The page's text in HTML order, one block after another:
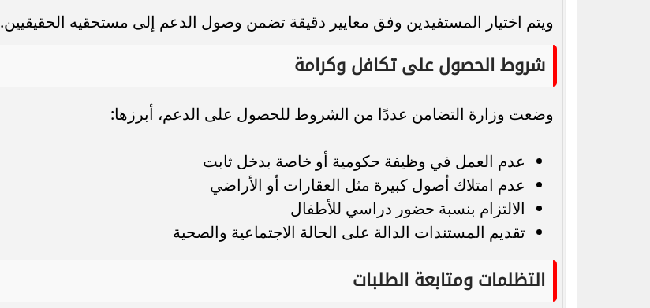
ويتم اختيار المستفيدين وفق معايير دقيقة تضمن وصول الدعم إلى مستحقيه الحقيقيين.
شروط الحصول على تكافل وكرامة
وضعت وزارة التضامن عددًا من الشروط للحصول على الدعم، أبرزها:
عدم العمل في وظيفة حكومية أو خاصة بدخل ثابت
عدم امتلاك أصول كبيرة مثل العقارات أو الأراضي
الالتزام بنسبة حضور دراسي للأطفال
تقديم المستندات الدالة على الحالة الاجتماعية والصحية
التظلمات ومتابعة الطلبات